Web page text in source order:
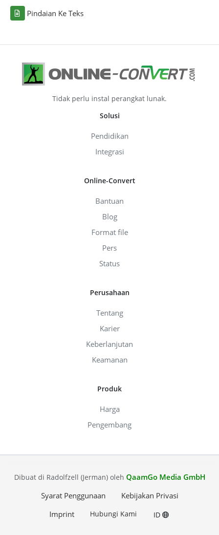
Pindaian Ke Teks
Tidak perlu instal perangkat lunak.
Solusi
Pendidikan
Integrasi
Online-Convert
Bantuan
Blog
Format file
Pers
Status
Perusahaan
Tentang
Karier
Keberlanjutan
Keamanan
Produk
Harga
Pengembang
Dibuat di Radolfzell (Jerman) oleh QaamGo Media GmbH
Syarat Penggunaan
Kebijakan Privasi
Imprint
Hubungi Kami ID